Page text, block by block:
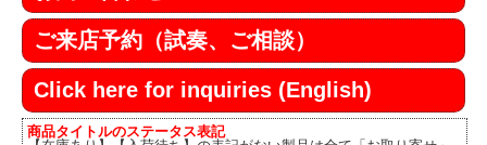
ご来店予約（試奏、ご相談）
Click here for inquiries (English)
商品タイトルのステータス表記